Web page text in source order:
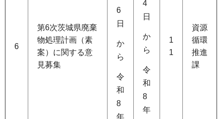
6
第6次茨城県廃棄
物処理計画（素
案）に関する意
見募集
6
日
か
ら
令
和
8
年
4
日
か
ら
令
和
8
年
1
1
資源
循環
推進
課